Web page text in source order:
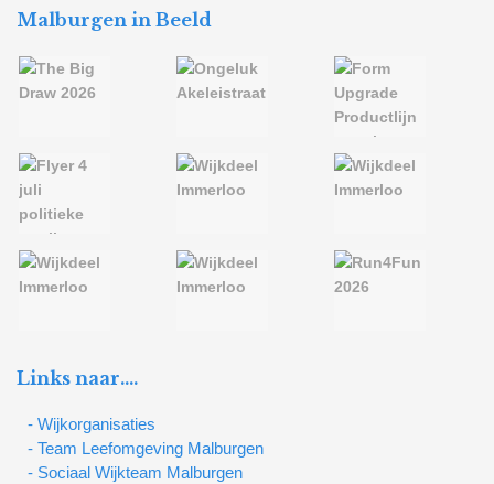
Malburgen in Beeld
Links naar….
- Wijkorganisaties
- Team Leefomgeving Malburgen
- Sociaal Wijkteam Malburgen